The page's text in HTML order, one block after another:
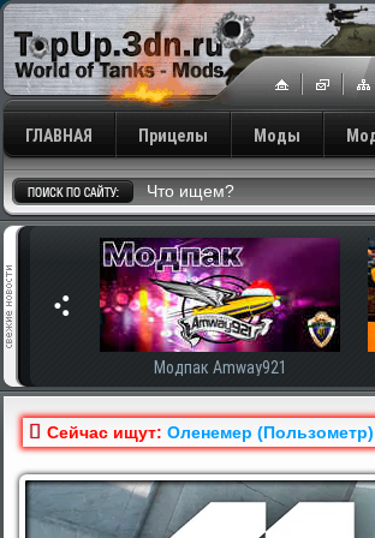
ГЛАВНАЯ Прицелы Моды
Модпак Amway921
Сейчас ищут: Оленемер (Пользометр)